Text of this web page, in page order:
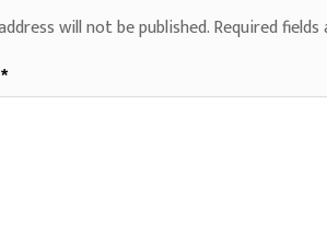
will not be published.Required
*